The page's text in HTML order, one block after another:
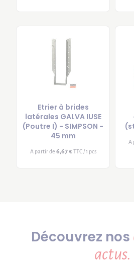
Etrier à brides
latérales GALVA IUSE
(Poutre I) - SIMPSON -
45 mm
A partir de 6,67 € TTC / 1 pcs
A
Découvrez nos
actus.